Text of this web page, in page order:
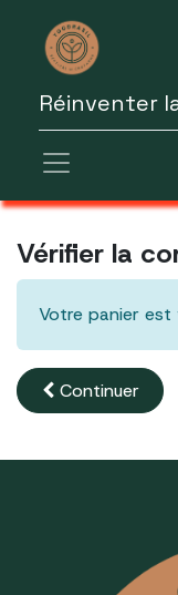
Réinventer
Vérifier la
Votre panier est
Continuer